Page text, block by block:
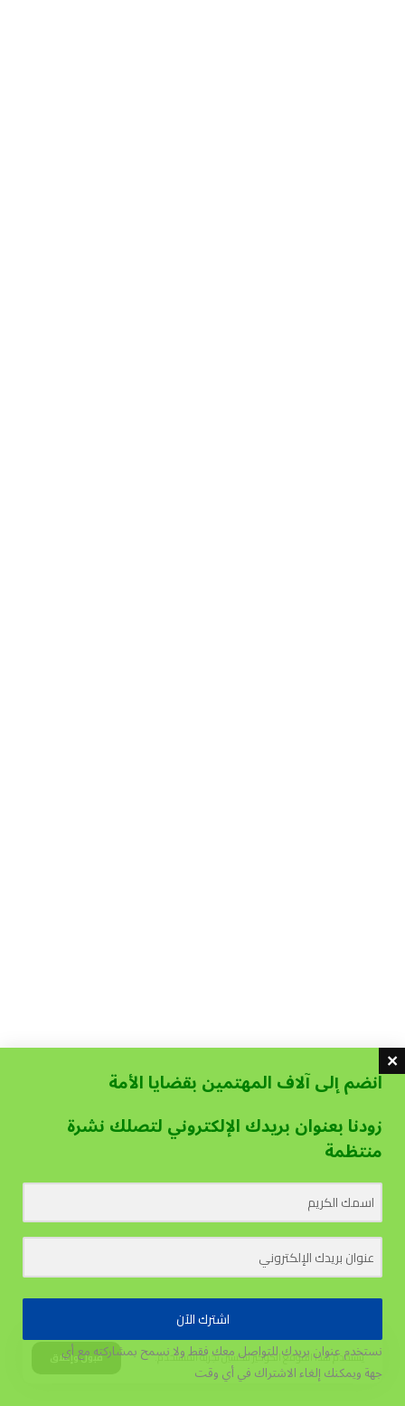
يستخدم هذا الموقع الكوكيز لتحسين تجربة المستخدم. قبول وإغلاق
انضم إلى آلاف المهتمين بقضايا الأمة
زودنا بعنوان بريدك الإلكتروني لتصلك نشرة
منتظمة
اشترك الآن
نستخدم عنوان بريدك للتواصل معك فقط ولا نسمح بمشاركته مع أي
جهةويمكنك إلغاء الاشتراك في أي وقت